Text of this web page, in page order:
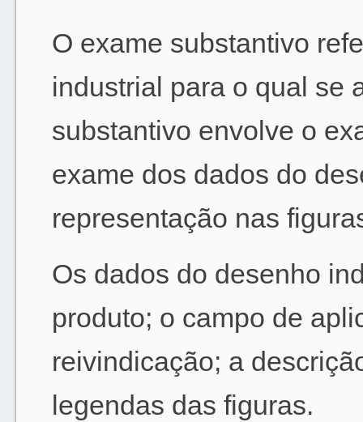
O exame substantivo
industrial para o qual se
substantivo envolve o
exame dos dados do
representação nas
Os dados do desenho
produto; o campo de
reivindicação; a
legendas das figuras.